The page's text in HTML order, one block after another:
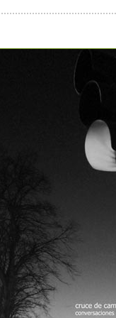
hacer
login.